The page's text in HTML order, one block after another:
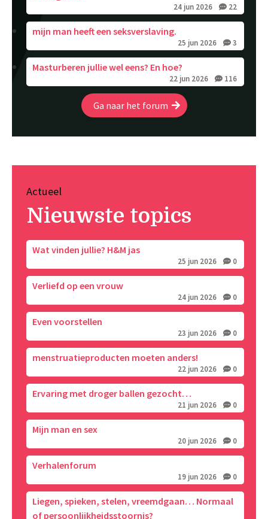
24 jun 2026 22
mijn man heeft een seksverslaving.
25 jun 2026 3
Masturberen jullie wel eens? En hoe?
22 jun 2026 116
Ga naar het forum
Actueel
Nieuwste topics
Wat vinden jullie? H&M jas
25 jun 2026 0
Verliefd op een vrouw
24 jun 2026 0
Even voorstellen
23 jun 2026 0
menstruatieproducten moeten anders!
22 jun 2026 0
Ervaring met droger ballen gezocht…
21 jun 2026 0
Mijn man en sex
20 jun 2026 0
Verhalenforum
19 jun 2026 0
Liegen, spieken, stelen, vreemdgaan… Normaal
of persoonlijkheidsstoornis?